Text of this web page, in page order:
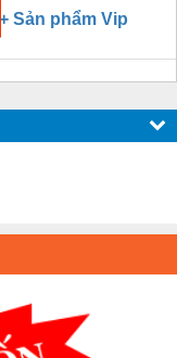
+ Sản phẩm Vip